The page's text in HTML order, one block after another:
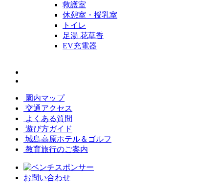
救護室
休憩室・授乳室
トイレ
足湯 花草香
EV充電器
園内マップ
交通アクセス
よくある質問
遊び方ガイド
城島高原ホテル＆ゴルフ
教育旅行のご案内
お問い合わせ